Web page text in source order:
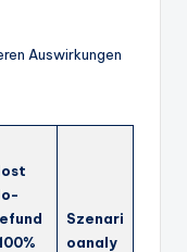
Auswirkungen
Szenari
oanaly